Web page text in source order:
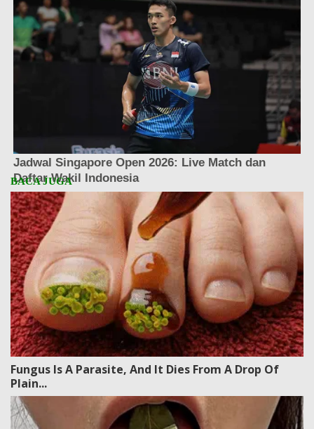
Fungus Is A Parasite, And It Dies From A Drop Of
Plain...